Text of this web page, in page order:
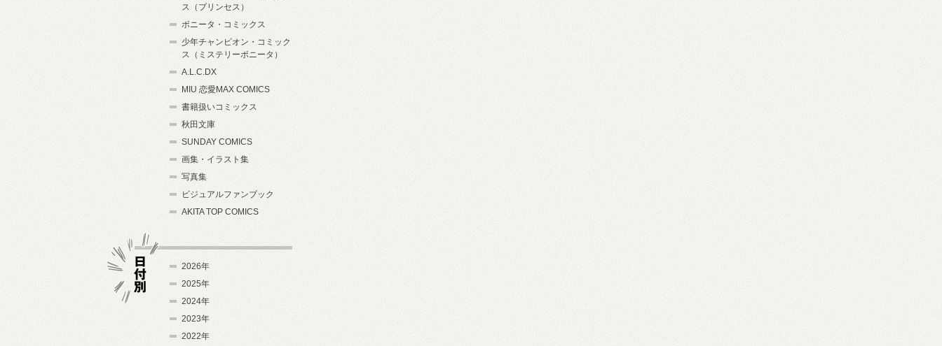
ス（プリンセス）
ボニータ・コミックス
少年チャンピオン・コミック
ス（ミステリーボニータ）
A.L.C.DX
MIU 恋愛MAX COMICS
書籍扱いコミックス
秋田文庫
SUNDAY COMICS
画集・イラスト集
写真集
ビジュアルファンブック
AKITA TOP COMICS
2026年
2025年
2024年
2023年
2022年